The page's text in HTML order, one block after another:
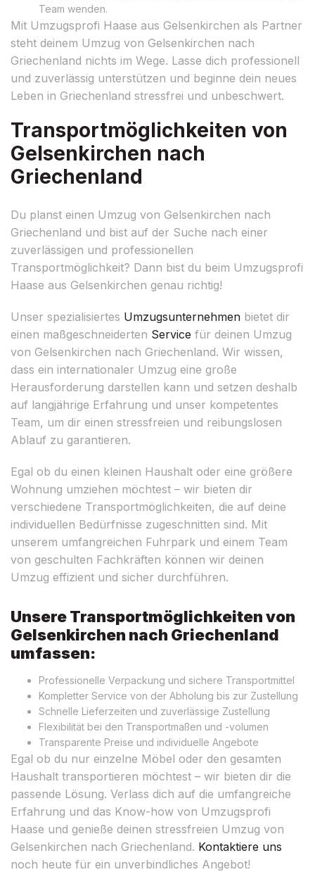
Team wenden.
Mit Umzugsprofi Haase aus Gelsenkirchen als Partner
steht deinem Umzug von Gelsenkirchen nach
Griechenland nichts im Wege. Lasse dich professionell
und zuverlässig unterstützen und beginne dein neues
Leben in Griechenland stressfrei und unbeschwert.
Transportmöglichkeiten von
Gelsenkirchen nach
Griechenland
Du planst einen Umzug von Gelsenkirchen nach
Griechenland und bist auf der Suche nach einer
zuverlässigen und professionellen
Transportmöglichkeit? Dann bist du beim Umzugsprofi
Haase aus Gelsenkirchen genau richtig!
Unser spezialisiertes Umzugsunternehmen bietet dir
einen maßgeschneiderten Service für deinen Umzug
von Gelsenkirchen nach Griechenland. Wir wissen,
dass ein internationaler Umzug eine große
Herausforderung darstellen kann und setzen deshalb
auf langjährige Erfahrung und unser kompetentes
Team, um dir einen stressfreien und reibungslosen
Ablauf zu garantieren.
Egal ob du einen kleinen Haushalt oder eine größere
Wohnung umziehen möchtest – wir bieten dir
verschiedene Transportmöglichkeiten, die auf deine
individuellen Bedürfnisse zugeschnitten sind. Mit
unserem umfangreichen Fuhrpark und einem Team
von geschulten Fachkräften können wir deinen
Umzug effizient und sicher durchführen.
Unsere Transportmöglichkeiten von
Gelsenkirchen nach Griechenland
umfassen:
Professionelle Verpackung und sichere Transportmittel
Kompletter Service von der Abholung bis zur Zustellung
Schnelle Lieferzeiten und zuverlässige Zustellung
Flexibilität bei den Transportmaßen und -volumen
Transparente Preise und individuelle Angebote
Egal ob du nur einzelne Möbel oder den gesamten
Haushalt transportieren möchtest – wir bieten dir die
passende Lösung. Verlass dich auf die umfangreiche
Erfahrung und das Know-how von Umzugsprofi
Haase und genieße deinen stressfreien Umzug von
Gelsenkirchen nach Griechenland. Kontaktiere uns
noch heute für ein unverbindliches Angebot!